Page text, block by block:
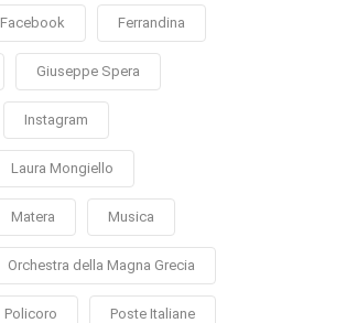
Facebook Ferrandina
Giuseppe Spera
Instagram
Laura Mongiello
Matera Musica
Orchestra della Magna Grecia
Policoro Poste Italiane